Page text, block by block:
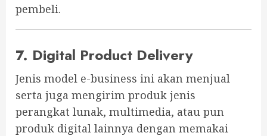
pembeli.
7. Digital Product Delivery
Jenis model e-business ini akan menjual
serta juga mengirim produk jenis
perangkat lunak, multimedia, atau pun
produk digital lainnya dengan memakai